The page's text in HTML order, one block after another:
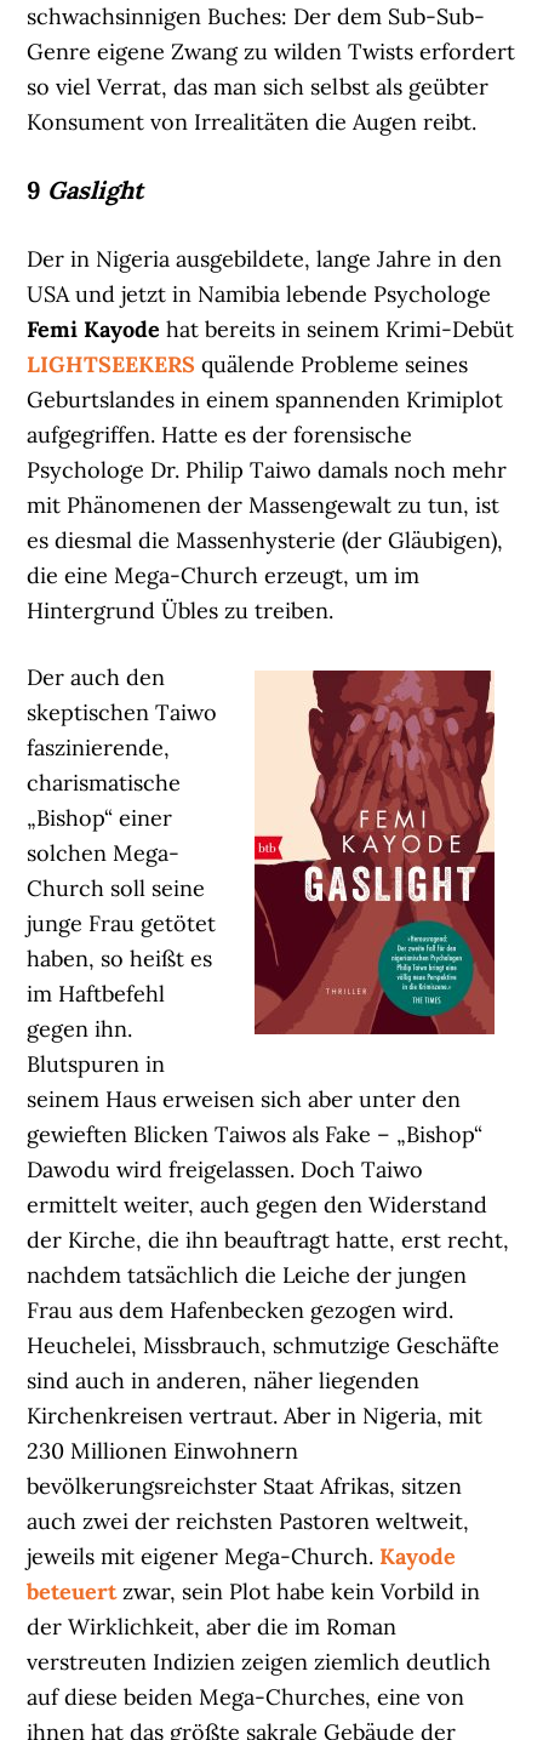
schwachsinnigen Buches: Der dem Sub-Sub-
Genre eigene Zwang zu wilden Twists erfordert
so viel Verrat, das man sich selbst als geübter
Konsument von Irrealitäten die Augen reibt.
9 Gaslight
Der in Nigeria ausgebildete, lange Jahre in den
USA und jetzt in Namibia lebende Psychologe
Femi Kayodehat bereits in seinem Krimi-Debüt
LIGHTSEEKERS quälende Probleme seines
Geburtslandes in einem spannenden Krimiplot
aufgegriffen. Hatte es der forensische
Psychologe Dr. Philip Taiwo damals noch mehr
mit Phänomenen der Massengewalt zu tun, ist
es diesmal die Massenhysterie (der Gläubigen),
die eine Mega-Church erzeugt, um im
Hintergrund Übles zu treiben.
Der auch den
skeptischen Taiwo
faszinierende,
charismatische
„Bishop“ einer
solchen Mega-
Church soll seine
junge Frau getötet
haben, so heißt es
im Haftbefehl
gegen ihn.
Blutspuren in
seinem Haus erweisen sich aber unter den
gewieften Blicken Taiwos als Fake – „Bishop“
Dawodu wird freigelassen. Doch Taiwo
ermittelt weiter, auch gegen den Widerstand
der Kirche, die ihn beauftragt hatte, erst recht,
nachdem tatsächlich die Leiche der jungen
Frau aus dem Hafenbecken gezogen wird.
Heuchelei, Missbrauch, schmutzige Geschäfte
sind auch in anderen, näher liegenden
Kirchenkreisen vertraut. Aber in Nigeria, mit
230 Millionen Einwohnern
bevölkerungsreichster Staat Afrikas, sitzen
auch zwei der reichsten Pastoren weltweit,
jeweils mit eigener Mega-Church. Kayode
beteuertzwar, sein Plot habe kein Vorbild in
der Wirklichkeit, aber die im Roman
verstreuten Indizien zeigen ziemlich deutlich
auf diese beiden Mega-Churches, eine von
ihnen hat das größte sakrale Gebäude der